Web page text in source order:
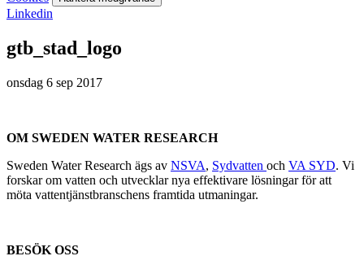
Linkedin
gtb_stad_logo
onsdag 6 sep 2017
OM SWEDEN WATER RESEARCH
Sweden Water Research ägs av NSVA, Sydvatten och VA SYD. Vi
forskar om vatten och utvecklar nya effektivare lösningar för att
möta vattentjänstbranschens framtida utmaningar.
BESÖK OSS